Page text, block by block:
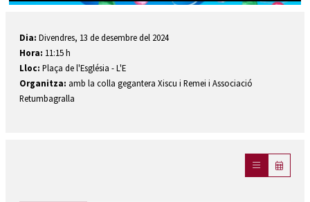
Dia: Divendres, 13 de desembre del 2024
Hora: 11:15 h
Lloc: Plaça de l'Església - L'E
Organitza: amb la colla gegantera Xiscu i Remei i Associació
Retumbagralla